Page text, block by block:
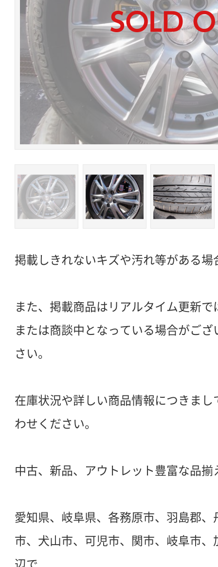
掲載しきれないキズや汚れ等がある場
また、掲載商品はリアルタイム更新
または商談中となっている場合がご
さい。
在庫状況や詳しい商品情報につきま
わせください。
中古、新品、アウトレット豊富な品揃
愛知県、岐阜県、各務原市、羽島郡
市、犬山市、可児市、関市、岐阜市
辺で